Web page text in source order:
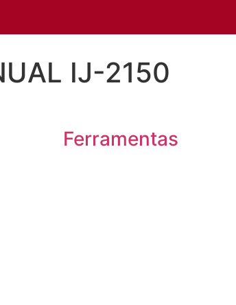
IJ-2150
Ferramentas